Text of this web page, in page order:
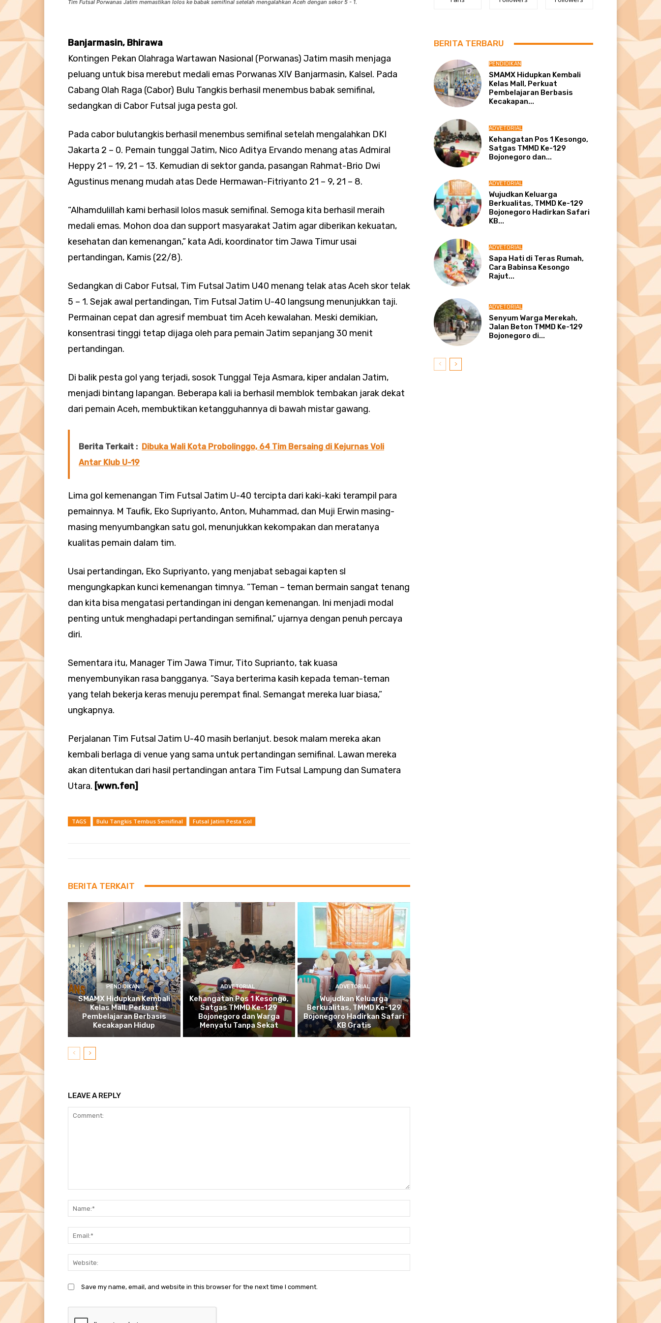
Tim Futsal Porwanas Jatim memastikan lolos ke babak semifinal setelah mengalahkan Aceh dengan sekor 5 - 1.
Banjarmasin, Bhirawa
Kontingen Pekan Olahraga Wartawan Nasional (Porwanas) Jatim masih menjaga
peluang untuk bisa merebut medali emas Porwanas XIV Banjarmasin, Kalsel. Pada
Cabang Olah Raga (Cabor) Bulu Tangkis berhasil menembus babak semifinal,
sedangkan di Cabor Futsal juga pesta gol.
Pada cabor bulutangkis berhasil menembus semifinal setelah mengalahkan DKI
Jakarta 2 – 0. Pemain tunggal Jatim, Nico Aditya Ervando menang atas Admiral
Heppy 21 – 19, 21 – 13. Kemudian di sektor ganda, pasangan Rahmat-Brio Dwi
Agustinus menang mudah atas Dede Hermawan-Fitriyanto 21 – 9, 21 – 8.
“Alhamdulillah kami berhasil lolos masuk semifinal. Semoga kita berhasil meraih
medali emas. Mohon doa dan support masyarakat Jatim agar diberikan kekuatan,
kesehatan dan kemenangan,” kata Adi, koordinator tim Jawa Timur usai
pertandingan, Kamis (22/8).
Sedangkan di Cabor Futsal, Tim Futsal Jatim U40 menang telak atas Aceh skor telak
5 – 1. Sejak awal pertandingan, Tim Futsal Jatim U-40 langsung menunjukkan taji.
Permainan cepat dan agresif membuat tim Aceh kewalahan. Meski demikian,
konsentrasi tinggi tetap dijaga oleh para pemain Jatim sepanjang 30 menit
pertandingan.
Di balik pesta gol yang terjadi, sosok Tunggal Teja Asmara, kiper andalan Jatim,
menjadi bintang lapangan. Beberapa kali ia berhasil memblok tembakan jarak dekat
dari pemain Aceh, membuktikan ketangguhannya di bawah mistar gawang.
Berita Terkait : Dibuka Wali Kota Probolinggo, 64 Tim Bersaing di Kejurnas Voli
Antar Klub U-19
Lima gol kemenangan Tim Futsal Jatim U-40 tercipta dari kaki-kaki terampil para
pemainnya. M Taufik, Eko Supriyanto, Anton, Muhammad, dan Muji Erwin masing-
masing menyumbangkan satu gol, menunjukkan kekompakan dan meratanya
kualitas pemain dalam tim.
Usai pertandingan, Eko Supriyanto, yang menjabat sebagai kapten sl
mengungkapkan kunci kemenangan timnya. ”Teman – teman bermain sangat tenang
dan kita bisa mengatasi pertandingan ini dengan kemenangan. Ini menjadi modal
penting untuk menghadapi pertandingan semifinal,” ujarnya dengan penuh percaya
diri.
Sementara itu, Manager Tim Jawa Timur, Tito Suprianto, tak kuasa
menyembunyikan rasa bangganya. ”Saya berterima kasih kepada teman-teman
yang telah bekerja keras menuju perempat final. Semangat mereka luar biasa,”
ungkapnya.
Perjalanan Tim Futsal Jatim U-40 masih berlanjut. besok malam mereka akan
kembali berlaga di venue yang sama untuk pertandingan semifinal. Lawan mereka
akan ditentukan dari hasil pertandingan antara Tim Futsal Lampung dan Sumatera
Utara. [wwn.fen]
TAGS Bulu Tangkis Tembus Semifinal Futsal Jatim Pesta Gol
BERITA TERKAIT
PENDIDIKAN
SMAMX Hidupkan Kembali
Kelas Mall, Perkuat
Pembelajaran Berbasis
Kecakapan Hidup
ADVETORIAL
Kehangatan Pos 1 Kesongo,
Satgas TMMD Ke-129
Bojonegoro dan Warga
Menyatu Tanpa Sekat
ADVETORIAL
Wujudkan Keluarga
Berkualitas, TMMD Ke-129
Bojonegoro Hadirkan Safari
KB Gratis
LEAVE A REPLY
Save my name, email, and website in this browser for the next time I comment.
BERITA TERBARU
PENDIDIKAN
SMAMX Hidupkan Kembali
Kelas Mall, Perkuat
Pembelajaran Berbasis
Kecakapan...
ADVETORIAL
Kehangatan Pos 1 Kesongo,
Satgas TMMD Ke-129
Bojonegoro dan...
ADVETORIAL
Wujudkan Keluarga
Berkualitas, TMMD Ke-129
Bojonegoro Hadirkan Safari
KB...
ADVETORIAL
Sapa Hati di Teras Rumah,
Cara Babinsa Kesongo
Rajut...
ADVETORIAL
Senyum Warga Merekah,
Jalan Beton TMMD Ke-129
Bojonegoro di...